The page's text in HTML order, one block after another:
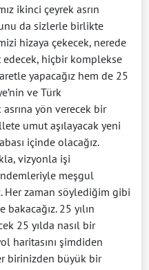
ikinci çeyrek asrın
da sizlerle birlikte
hizaya çekecek, nerede
edecek, hiçbir komplekse
yapacağız hem de 25
ve Türk
yön verecek bir
umut aşılayacak yeni
içinde olacağız.
vizyonla işi
meşgul
Her zaman söylediğim gibi
25 yılın
25 yılda nasıl bir
haritasını şimdiden
birinizden büyük bir